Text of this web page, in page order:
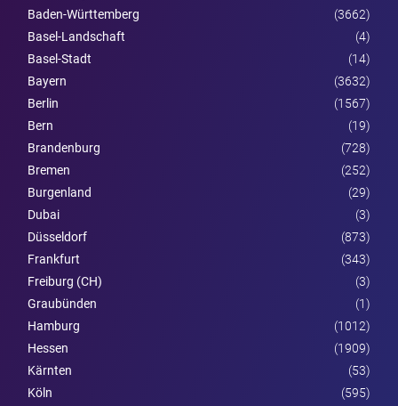
Baden-Württemberg
(3662)
Basel-Landschaft
(4)
Basel-Stadt
(14)
Bayern
(3632)
Berlin
(1567)
Bern
(19)
Brandenburg
(728)
Bremen
(252)
Burgen­land
(29)
Dubai
(3)
Düsseldorf
(873)
Frankfurt
(343)
Freiburg (CH)
(3)
Graubünden
(1)
Hamburg
(1012)
Hessen
(1909)
Kärnten
(53)
Köln
(595)